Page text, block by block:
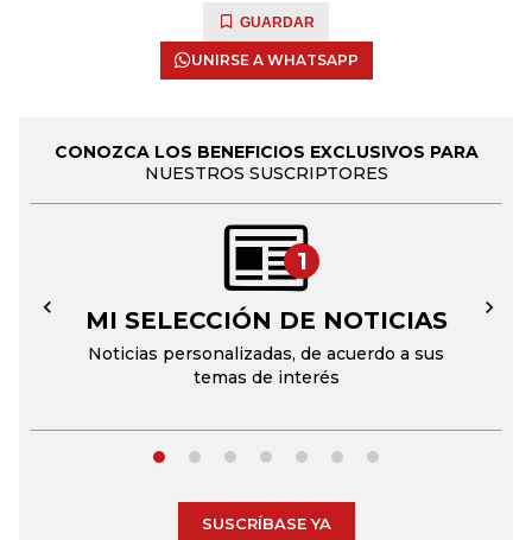
GUARDAR
UNIRSE A WHATSAPP
CONOZCA LOS BENEFICIOS EXCLUSIVOS PARA
NUESTROS SUSCRIPTORES
1
MI SELECCIÓN DE NOTICIAS
Noticias personalizadas, de acuerdo a sus
temas de interés
← →
SUSCRÍBASE YA